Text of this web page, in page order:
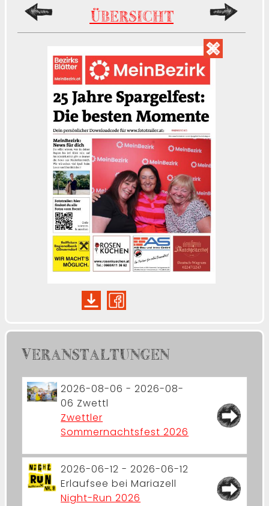
ÜBERSICHT
VERANSTALTUNGEN
2026-08-06 - 2026-08-
06 Zwettl
Zwettler
Sommernachtsfest 2026
2026-06-12 - 2026-06-12
Erlaufsee bei Mariazell
Night-Run 2026